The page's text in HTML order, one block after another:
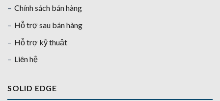
– Chính sách bán hàng
– Hỗ trợ sau bán hàng
– Hỗ trợ kỹ thuật
– Liên hệ
SOLID EDGE